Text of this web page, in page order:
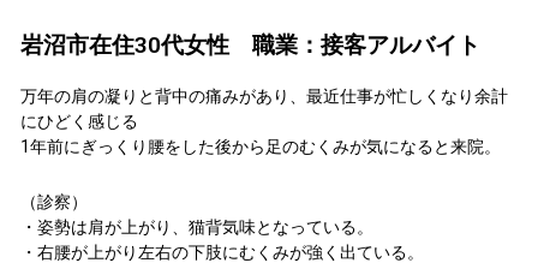
岩沼市在住30代女性 職業：接客アルバイト
万年の肩の凝りと背中の痛みがあり、最近仕事が忙しくなり余計
にひどく感じる
1年前にぎっくり腰をした後から足のむくみが気になると来院。
（診察）
・姿勢は肩が上がり、猫背気味となっている。
・右腰が上がり左右の下肢にむくみが強く出ている。